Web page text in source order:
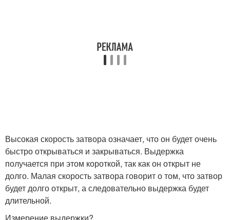
Высокая скорость затвора означает, что он будет очень
быстро открываться и закрываться. Выдержка
получается при этом короткой, так как он открыт не
долго. Малая скорость затвора говорит о том, что затвор
будет долго открыт, а следовательно выдержка будет
длительной.